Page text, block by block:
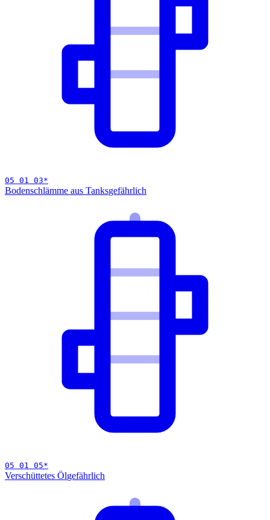
05 01 03*
Bodenschlämme aus Tanksgefährlich
05 01 05*
Verschüttetes Ölgefährlich